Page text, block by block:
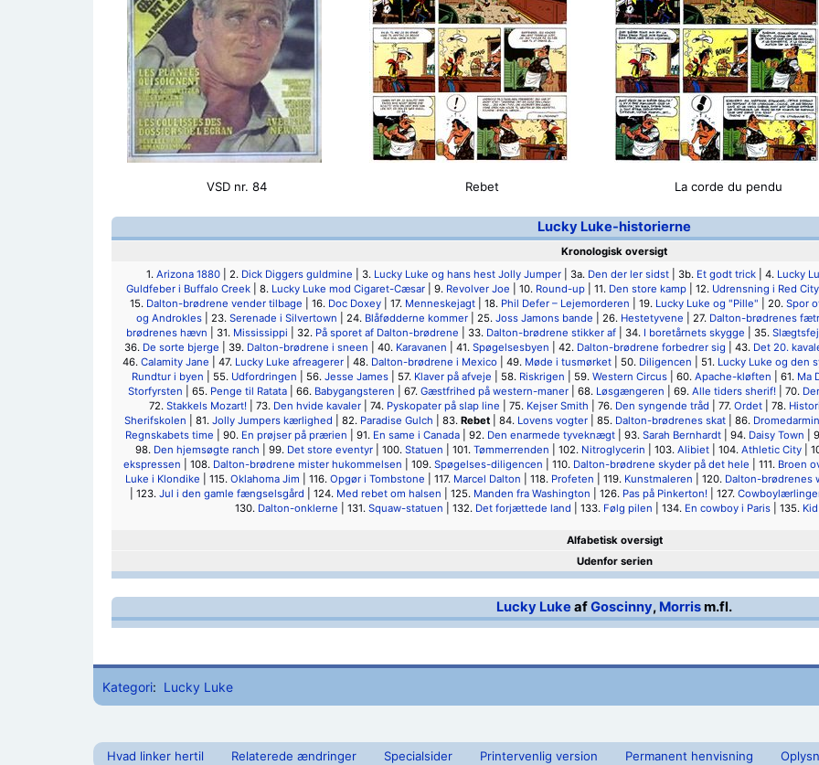
VSD nr. 84 Rebet La corde du pendu
Lucky Luke-historierne
Kronologisk oversigt
1. Arizona 1880| 2. Dick Diggers guldmine | 3. Lucky Luke og hans hest Jolly Jumper| 3a. Den der ler sidst| 3b. Et godt trick| 4. Lucky
Guldfeber i Buffalo Creek| 8. Lucky Luke mod Cigaret-Cæsar| 9. Revolver Joe | 10. Round-up| 11. Den store kamp| 12. Udrensning i Red City
15. Dalton-brødrene vender tilbage | 16. Doc Doxey| 17. Menneskejagt| 18. Phil Defer – Lejemorderen | 19. Lucky Luke og "Pille" | 20. Spor
og Androkles | 23. Serenade i Silvertown | 24. Blåfødderne kommer | 25. Joss Jamons bande | 26. Hestetyvene | 27. Dalton-brødrenes
brødrenes hævn | 31. Mississippi | 32. På sporet af Dalton-brødrene | 33. Dalton-brødrene stikker af| 34. I boretårnets skygge | 35.
36. De sorte bjerge | 39. Dalton-brødrene i sneen | 40. Karavanen | 41. Spøgelsesbyen | 42. Dalton-brødrene forbedrer sig | 43. Det 20.
46. Calamity Jane | 47. Lucky Luke afreagerer | 48. Dalton-brødrene i Mexico | 49. Møde i tusmørket | 50. Diligencen | 51. Lucky Luke og den
Rundtur i byen | 55. Udfordringen | 56. Jesse James| 57. Klaver på afveje | 58. Riskrigen | 59. Western Circus| 60. Apache-kløften | 61. Ma
Storfyrsten | 65. Penge til Ratata | 66. Babygangsteren | 67. Gæstfrihed på western-maner | 68. Løsgængeren | 69. Alle tiders sherif! | 70.
72. Stakkels Mozart!| 73. Den hvide kavaler| 74. Pyskopater på slap line | 75. Kejser Smith | 76. Den syngende tråd | 77. Ordet| 78.
Sherifskolen | 81. Jolly Jumpers kærlighed | 82. Paradise Gulch | 83. Rebet | 84. Lovens vogter | 85. Dalton-brødrenes skat | 86.
Regnskabets time | 90. En prøjser på prærien | 91. En same i Canada | 92. Den enarmede tyveknægt | 93. Sarah Bernhardt | 94. Daisy Town |
98. Den hjemsøgte ranch | 99. Det store eventyr| 100. Statuen | 101. Tømmerrenden | 102. Nitroglycerin | 103. Alibiet| 104. Athletic City|
ekspressen | 108. Dalton-brødrene mister hukommelsen | 109. Spøgelses-diligencen | 110. Dalton-brødrene skyder på det hele | 111. Broen
Luke i Klondike | 115. Oklahoma Jim | 116. Opgør i Tombstone | 117. Marcel Dalton | 118. Profeten | 119. Kunstmaleren | 120. Dalton-brødrenes
| 123. Jul i den gamle fængselsgård | 124. Med rebet om halsen | 125. Manden fra Washington | 126. Pas på Pinkerton! | 127.
130. Dalton-onklerne | 131. Squaw-statuen | 132. Det forjættede land | 133. Følg pilen | 134. En cowboy i Paris| 135.
Alfabetisk oversigt
Udenfor serien
Lucky Luke afGoscinny, Morrism.fl.
Kategori: Lucky Luke
Hvad linker hertil Relaterede ændringer Specialsider Printervenlig version Permanent henvisning